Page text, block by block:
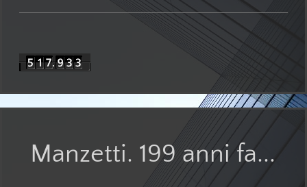
Manzetti. 199 anni fa...